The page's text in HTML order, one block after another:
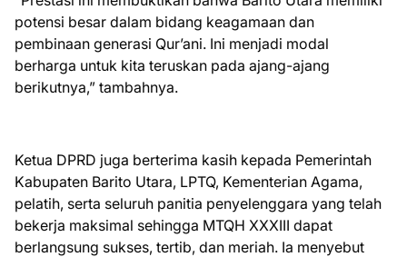
potensi besar dalam bidang keagamaan dan
pembinaan generasi Qur’ani. Ini menjadi modal
berharga untuk kita teruskan pada ajang-ajang
berikutnya,” tambahnya.
Ketua DPRD juga berterima kasih kepada Pemerintah
Kabupaten Barito Utara, LPTQ, Kementerian Agama,
pelatih, serta seluruh panitia penyelenggara yang telah
bekerja maksimal sehingga MTQH XXXIII dapat
berlangsung sukses, tertib, dan meriah. Ia menyebut